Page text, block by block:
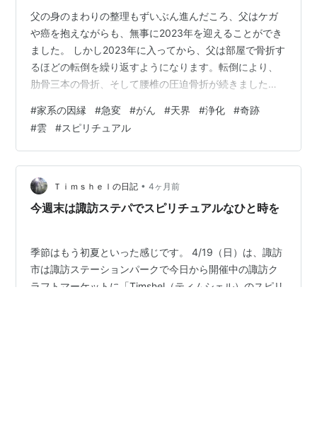
父の身のまわりの整理もずいぶん進んだころ、父はケガ
や癌を抱えながらも、無事に2023年を迎えることができ
ました。 しかし2023年に入ってから、父は部屋で骨折す
るほどの転倒を繰り返すようになります。転倒により、
肋骨三本の骨折、そして腰椎の圧迫骨折が続きました。
界だと感じ、事前に見学していた施設に申し込む決断を
しました。 この時、父は施設入居を嫌がりました。しか
し、この決断は、後に父の命を救うことになるのです。
施設入居を嫌がる父の後ろ姿を見たとき、涙があふれて
しまいました。――まだ歩けるのに、と。施設の外で見
る父のその背中は、この時が最後とな…
#家系の因縁 #急変 #がん #天界 #浄化 #奇跡
#雲 #スピリチュアル
Ｔｉｍｓｈｅｌの日記 • 4ヶ月前
今週末は諏訪ステパでスピリチュアルなひと時を